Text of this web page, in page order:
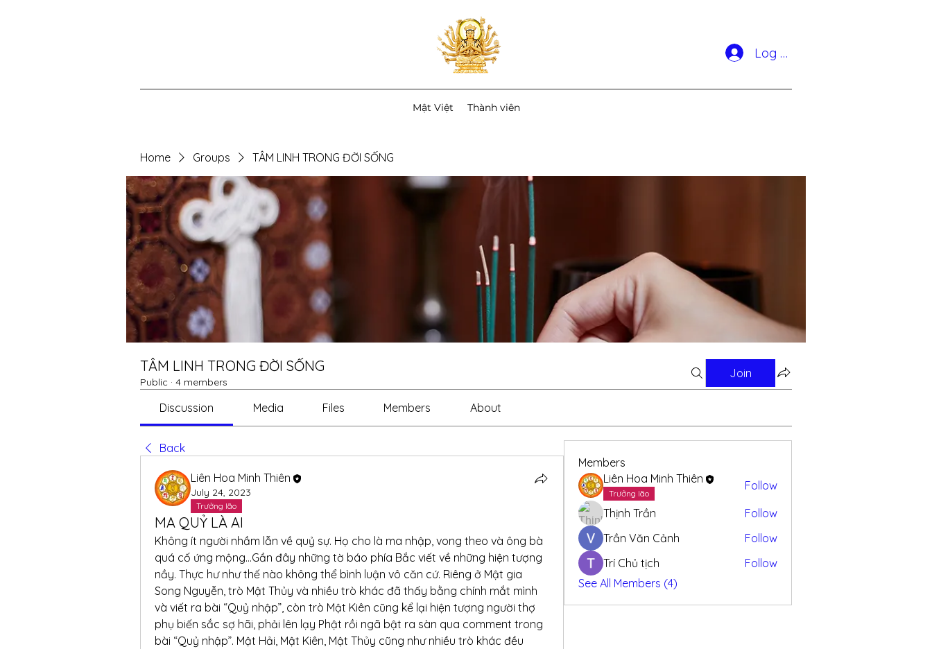
Log In
Mật Việt Thành viên
Home Groups TÂM LINH TRONG ĐỜI SỐNG
TÂM LINH TRONG ĐỜI SỐNG
Public · 4 members
Join
Discussion Media Files Members About
Back
Liên Hoa Minh Thiên
July 24, 2023
Trưởng lão
MA QUỶ LÀ AI
Không ít người nhầm lẫn về quỷ sự. Họ cho là ma nhập, vong theo và ông bà
quá cố ứng mộng…Gần đây những tờ báo phía Bắc viết về những hiện tượng
nầy. Thực hư như thế nào không thể bình luận vô căn cứ. Riêng ở Mật gia
Song Nguyễn, trò Mật Thủy và nhiều trò khác đã thấy bằng chính mắt mình
và viết ra bài “Quỷ nhập”, còn trò Mật Kiên cũng kể lại hiện tượng người thợ
phụ biến sắc sợ hãi, phải lên lạy Phật rồi ngã bật ra sàn qua comment trong
bài “Quỷ nhập”. Mật Hải, Mật Kiên, Mật Thủy cũng như nhiều trò khác đều
Members
Liên Hoa Minh Thiên
Trưởng lão
Follow
Thịnh Trần
Follow
Trần Văn Cảnh
Follow
Trí Chủ tịch
Follow
See All Members (4)